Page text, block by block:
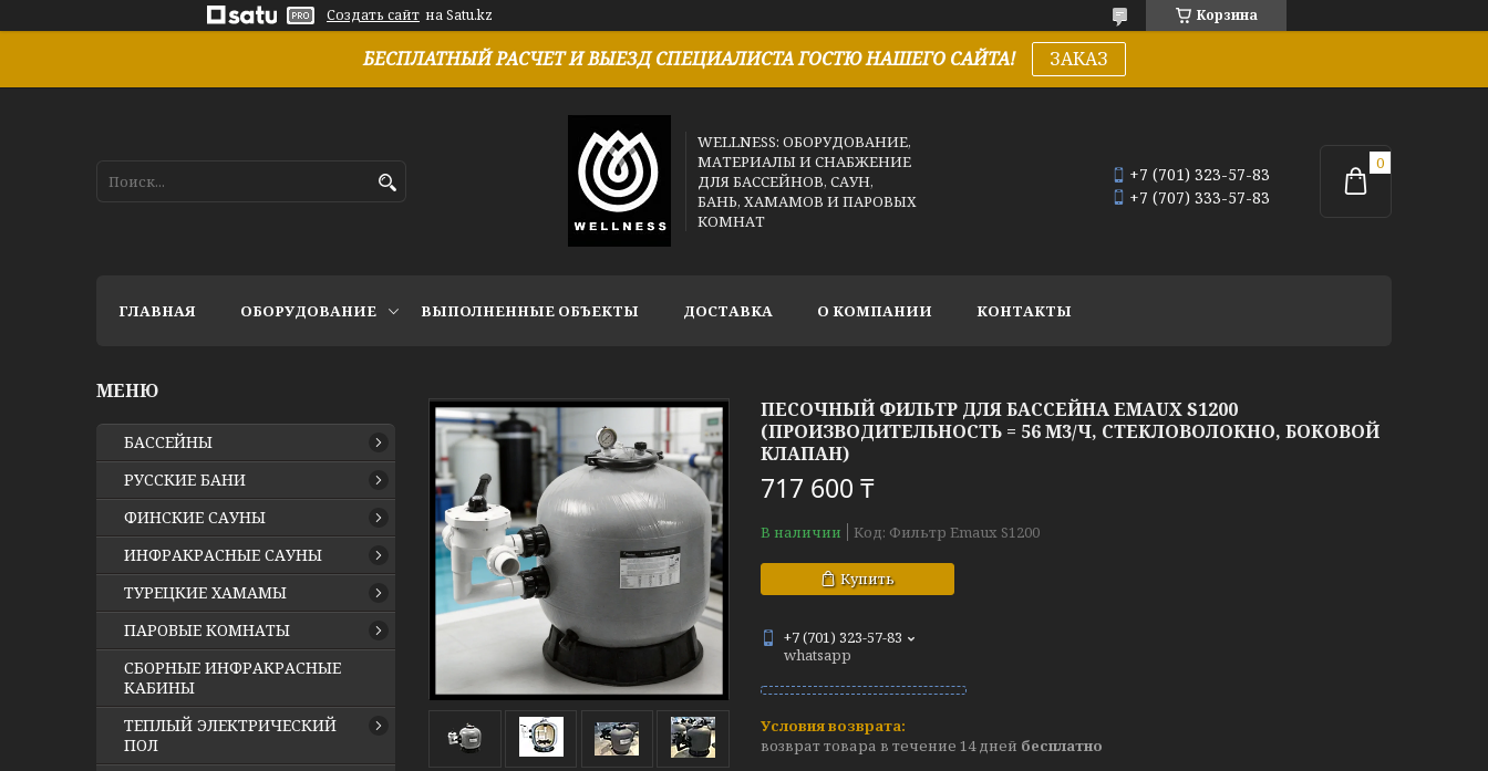
Создать сайт на Satu.kz Корзина
БЕСПЛАТНЫЙ РАСЧЕТ И ВЫЕЗД СПЕЦИАЛИСТА ГОСТЮ НАШЕГО САЙТА! ЗАКАЗ
WELLNESS: ОБОРУДОВАНИЕ,
МАТЕРИАЛЫ И СНАБЖЕНИЕ
ДЛЯ БАССЕЙНОВ, САУН,
БАНЬ, ХАМАМОВ И ПАРОВЫХ
КОМНАТ
+7 (701) 323-57-83
+7 (707) 333-57-83
ГЛАВНАЯ ОБОРУДОВАНИЕ ВЫПОЛНЕННЫЕ ОБЪЕКТЫ ДОСТАВКА О КОМПАНИИ КОНТАКТЫ
ПЕСОЧНЫЙ ФИЛЬТР ДЛЯ БАССЕЙНА EMAUX S1200
(ПРОИЗВОДИТЕЛЬНОСТЬ = 56 М3/Ч, СТЕКЛОВОЛОКНО, БОКОВОЙ
КЛАПАН)
717 600 ₸
В наличии Код: Фильтр Emaux S1200
Купить
+7 (701) 323-57-83
whatsapp
возврат товара в течение 14 дней бесплатно
БАССЕЙНЫ
РУССКИЕ БАНИ
ФИНСКИЕ САУНЫ
ИНФРАКРАСНЫЕ САУНЫ
ТУРЕЦКИЕ ХАМАМЫ
ПАРОВЫЕ КОМНАТЫ
СБОРНЫЕ ИНФРАКРАСНЫЕ
КАБИНЫ
ТЕПЛЫЙ ЭЛЕКТРИЧЕСКИЙ
ПОЛ